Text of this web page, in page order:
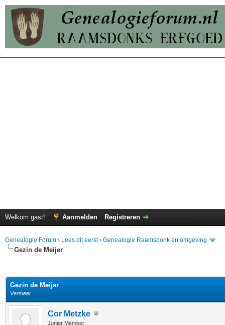
Welkom gast! Aanmelden Registreren
Genealogie Forum › Lees dit eerst› Genealogie Raamsdonk en omgeving
Gezin de Meijer
Gezin de Meijer
Vermeer
Cor Metzke
Junior Member